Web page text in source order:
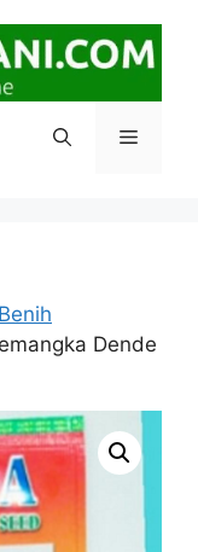
Menu
Benih
Dende